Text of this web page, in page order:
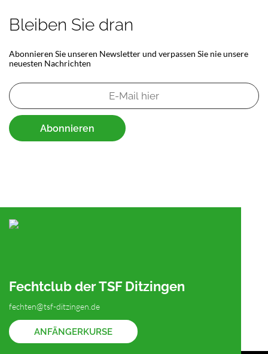
Bleiben Sie dran
Abonnieren Sie unseren Newsletter und verpassen Sie nie unsere
neuesten Nachrichten
Abonnieren
Fechtclub der TSF Ditzingen
fechten@tsf-ditzingen.de
ANFÄNGERKURSE